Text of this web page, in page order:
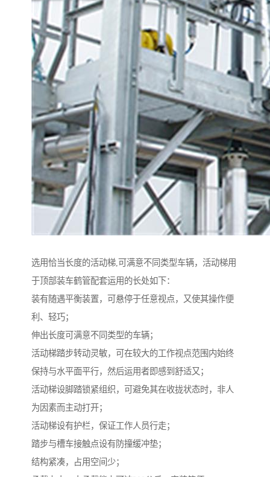
选用恰当长度的活动梯,可满意不同类型车辆，活动梯用
于顶部装车鹤管配套运用的长处如下：
装有随遇平衡装置，可悬停于任意视点，又使其操作便
利、轻巧；
伸出长度可满意不同类型的车辆；
活动梯踏步转动灵敏，可在较大的工作视点范围内始终
保持与水平面平行，然后运用者即感到舒适又；
活动梯设脚踏锁紧组织，可避免其在收拢状态时，非人
为因素而主动打开；
活动梯设有护栏，保证工作人员行走；
踏步与槽车接触点设有防撞缓冲垫；
结构紧凑，占用空间少；